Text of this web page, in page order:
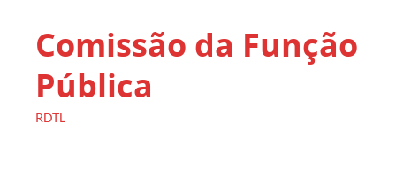
Comissão da Função
Pública
RDTL